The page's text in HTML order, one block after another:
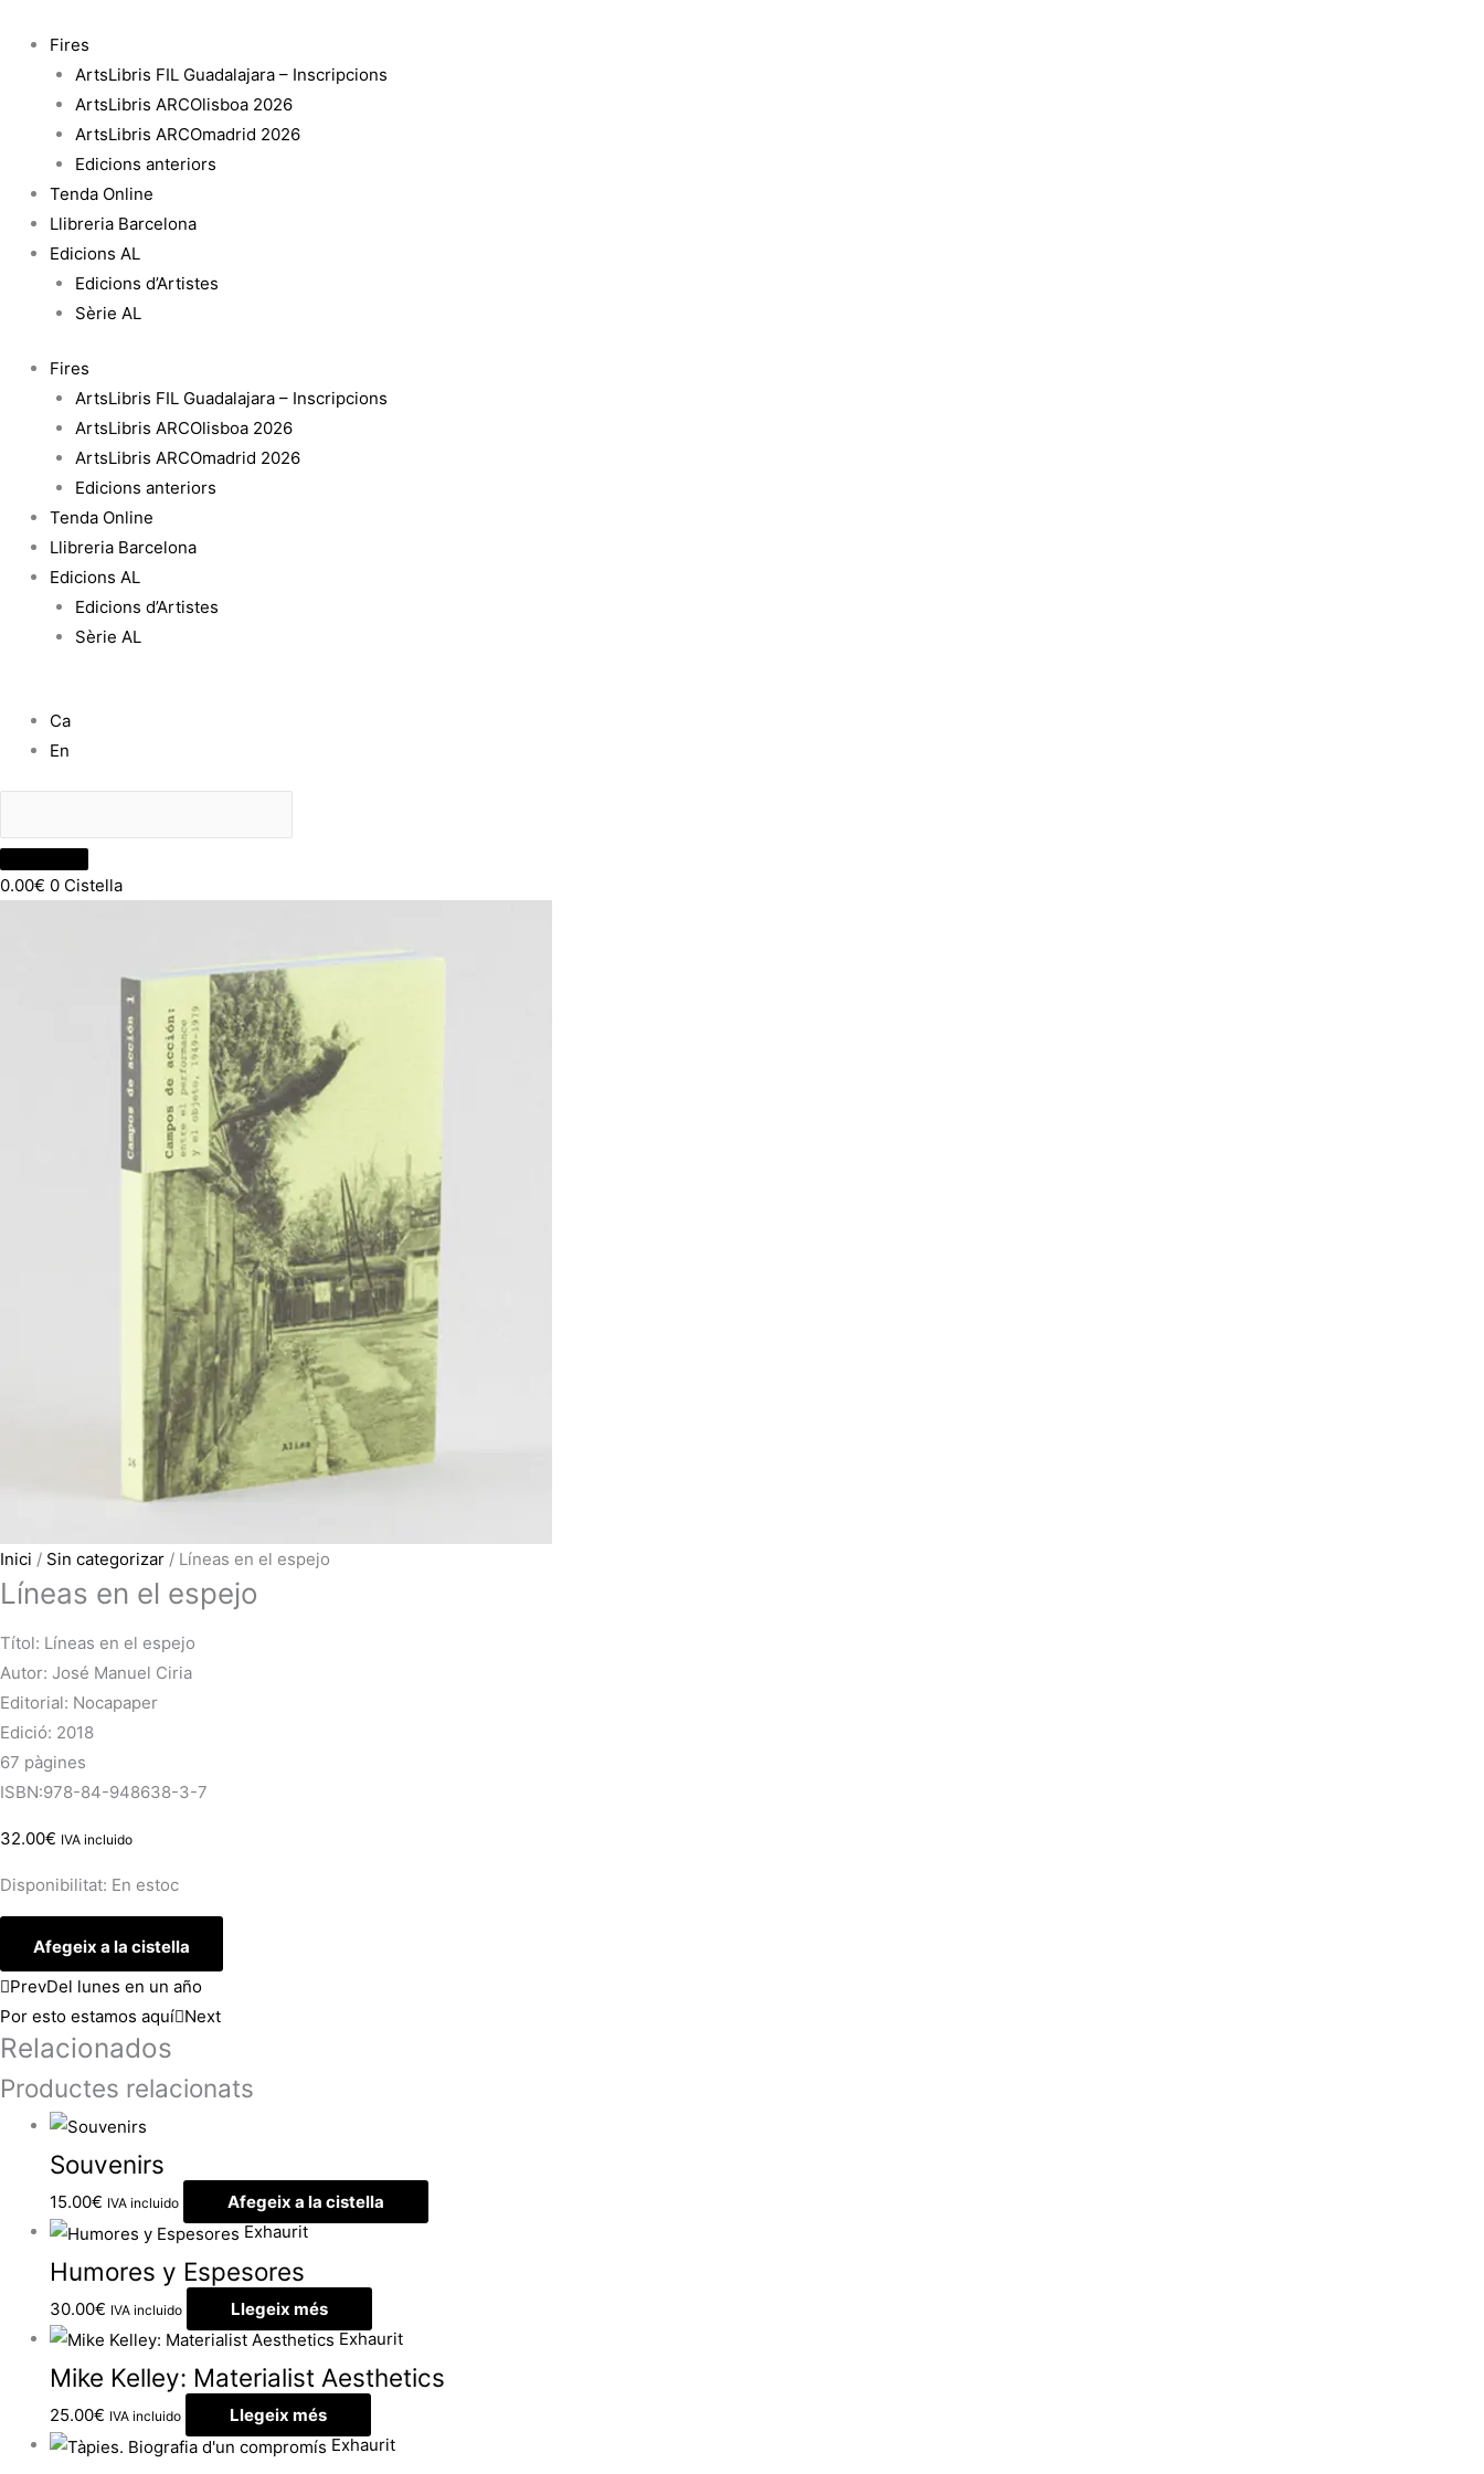
contingut
Fires
ArtsLibris FIL Guadalajara – Inscripcions
ArtsLibris ARCOlisboa 2026
ArtsLibris ARCOmadrid 2026
Edicions anteriors
Tenda Online
Llibreria Barcelona
Edicions AL
Edicions d’Artistes
Sèrie AL
Fires
ArtsLibris FIL Guadalajara – Inscripcions
ArtsLibris ARCOlisboa 2026
ArtsLibris ARCOmadrid 2026
Edicions anteriors
Tenda Online
Llibreria Barcelona
Edicions AL
Edicions d’Artistes
Sèrie AL
Ca
En
0.00€ 0 Cistella
Inici / Sin categorizar / Líneas en el espejo
Líneas en el espejo
Títol: Líneas en el espejo
Autor: José Manuel Ciria
Editorial: Nocapaper
Edició: 2018
67 pàgines
ISBN:978-84-948638-3-7
32.00€ IVA incluido
Disponibilitat: En estoc
Afegeix a la cistella
PrevDel lunes en un año
Por esto estamos aquí Next
Relacionados
Productes relacionats
Souvenirs
15.00€ IVA incluido
Afegeix a la cistella
Exhaurit
Humores y Espesores
30.00€ IVA incluido
Llegeix més
Exhaurit
Mike Kelley: Materialist Aesthetics
25.00€ IVA incluido
Llegeix més
Exhaurit